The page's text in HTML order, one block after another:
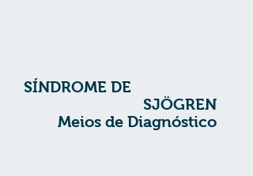
SÍNDROME DE
SJÖGREN
Meios de Diagnóstico